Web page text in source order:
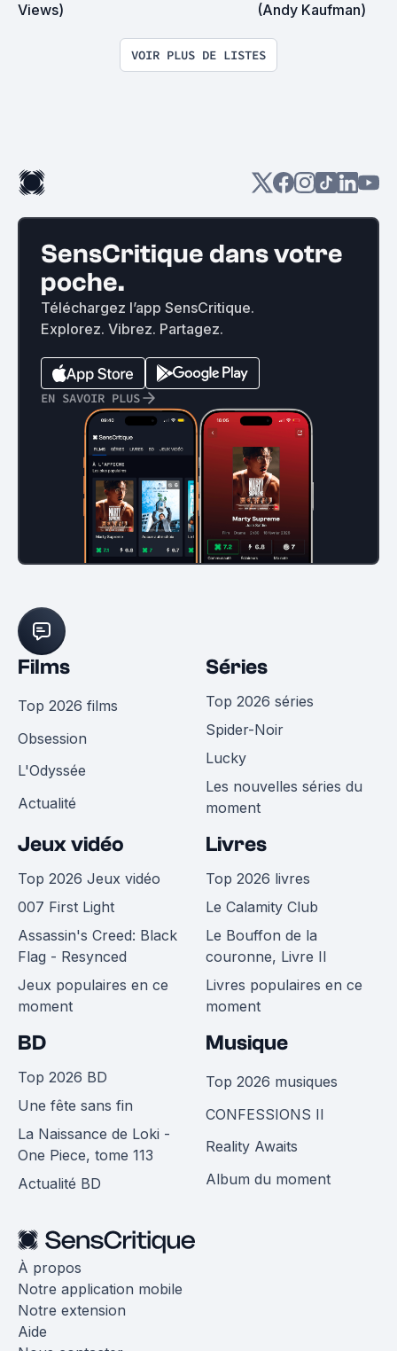
Views)
(Andy Kaufman)
VOIR PLUS DE LISTES
SensCritique dans votre
poche.
Téléchargez l’app SensCritique.
Explorez. Vibrez. Partagez.
EN SAVOIR PLUS
Films
Top 2026 films
Obsession
L'Odyssée
Actualité
Séries
Top 2026 séries
Spider-Noir
Lucky
Les nouvelles séries du
moment
Jeux vidéo
Top 2026 Jeux vidéo
007 First Light
Assassin's Creed: Black
Flag - Resynced
Jeux populaires en ce
moment
Livres
Top 2026 livres
Le Calamity Club
Le Bouffon de la
couronne, Livre II
Livres populaires en ce
moment
BD
Top 2026 BD
Une fête sans fin
La Naissance de Loki -
One Piece, tome 113
Actualité BD
Musique
Top 2026 musiques
CONFESSIONS II
Reality Awaits
Album du moment
À propos
Notre application mobile
Notre extension
Aide